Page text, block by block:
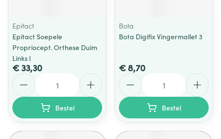
Epitact
Epitact Soepele
Propriocept. Orthese Duim
Links l
€ 33,30
Bestel
Bota
Bota Digifix Vingermallet 3
€ 8,70
Bestel